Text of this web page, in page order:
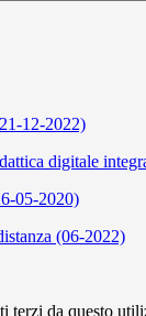
12-2022)
digitale
05-2020)
(06-2022)
terzi da questo